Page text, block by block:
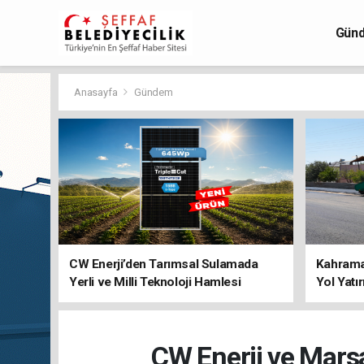
Anasayfa Gündem
CW Enerji’den Tarımsal Sulamada
Yerli ve Milli Teknoloji Hamlesi
Yol
CW Enerji ve